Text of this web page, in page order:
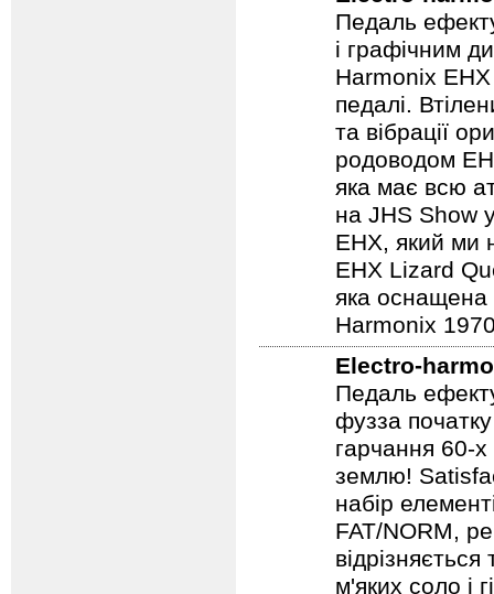
Педаль
і графічним
Harmonix
педалі.
та вібрації
родоводом
яка має всю
на JHS Show
EHX, який ми
EHX Lizard
яка оснащена
Harmonix
Electro-
Педаль
фузза
гарчання 60-
землю!
набір
FAT/NORM,
м'яких соло і